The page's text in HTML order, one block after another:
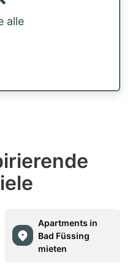
alle
Apartments in
Bad Füssing
mieten